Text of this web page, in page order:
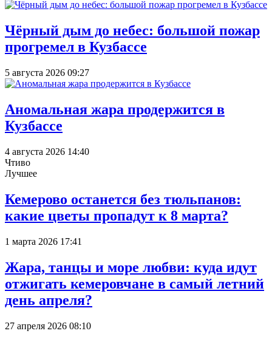
Чёрный дым до небес: большой пожар
прогремел в Кузбассе
5 августа 2026 09:27
Аномальная жара продержится в
Кузбассе
4 августа 2026 14:40
Чтиво
Лучшее
Кемерово останется без тюльпанов:
какие цветы пропадут к 8 марта?
1 марта 2026 17:41
Жара, танцы и море любви: куда идут
отжигать кемеровчане в самый летний
день апреля?
27 апреля 2026 08:10